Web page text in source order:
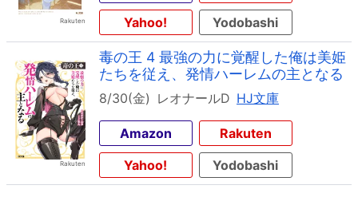
Yahoo!
Yodobashi
毒の王 4 最強の力に覚醒した俺は美姫
たちを従え、発情ハーレムの主となる
8/30(金) レオナールD HJ文庫
Amazon
Rakuten
Yahoo!
Yodobashi